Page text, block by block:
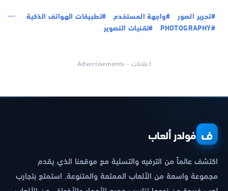
#تحرير الصور #واجهة المستخدم
#تطبيقات الهواتف الذكية
#PHOTOGRAPHY
#تقنيات التصوير
اعلانات - Advertisements
ف فولدر ألعاب
اكتشف عالماً من الترفيه والتسلية مع موقعنا الذي يقدم
مجموعة واسعة من الألعاب الممتعة والمتنوعة. استمتع بتجارب